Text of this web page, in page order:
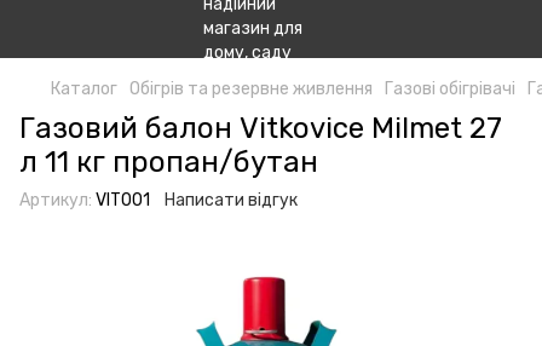
Каталог Обігрів та резервне живлення Газові обігрівачі
Газовий балон Vitkovice Milmet 27
л 11 кг пропан/бутан
Артикул: VIT001 Написати відгук